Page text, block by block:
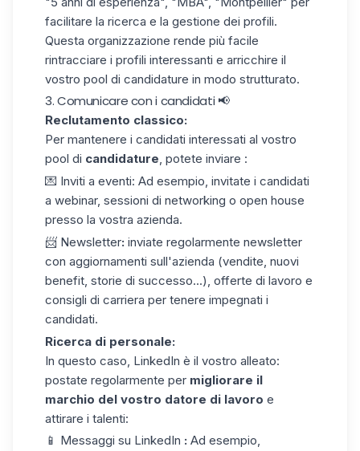
facilitare la ricerca e la gestione dei profili.
Questa organizzazione rende più facile
rintracciare i profili interessanti e arricchire il
vostro pool di candidature in modo strutturato.
3. Comunicare con i candidati 📢
Reclutamento classico:
Per mantenere i candidati interessati al vostro
pool di candidature, potete inviare :
💌 Inviti a eventi: Ad esempio, invitate i candidati
a webinar, sessioni di networking o open house
presso la vostra azienda.
📨 Newsletter: inviate regolarmente newsletter
con aggiornamenti sull'azienda (vendite, nuovi
benefit, storie di successo...), offerte di lavoro e
consigli di carriera per tenere impegnati i
candidati.
Ricerca di personale:
In questo caso, LinkedIn è il vostro alleato:
postate regolarmente per migliorare il
marchio del vostro datore di lavoro e
attirare i talenti:
📱 Messaggi su LinkedIn : Ad esempio,